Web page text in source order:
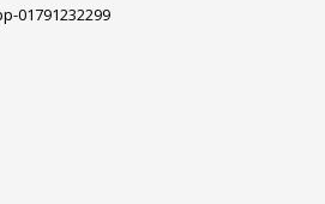
01791232299